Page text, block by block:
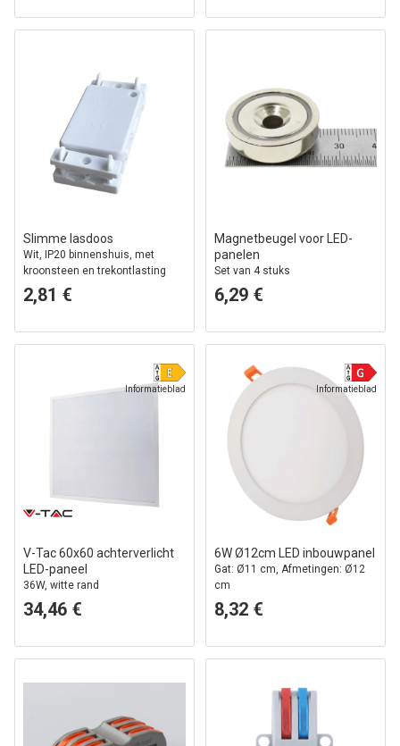
Slimme lasdoos
Wit, IP20 binnenshuis, met
kroonsteen en trekontlasting
2,81 €
Magnetbeugel voor LED-
panelen
Set van 4 stuks
6,29 €
Informatieblad
V-Tac 60x60 achterverlicht
LED-paneel
36W, witte rand
34,46 €
Informatieblad
6W Ø12cm LED inbouwpanel
Gat: Ø11 cm, Afmetingen: Ø12
cm
8,32 €